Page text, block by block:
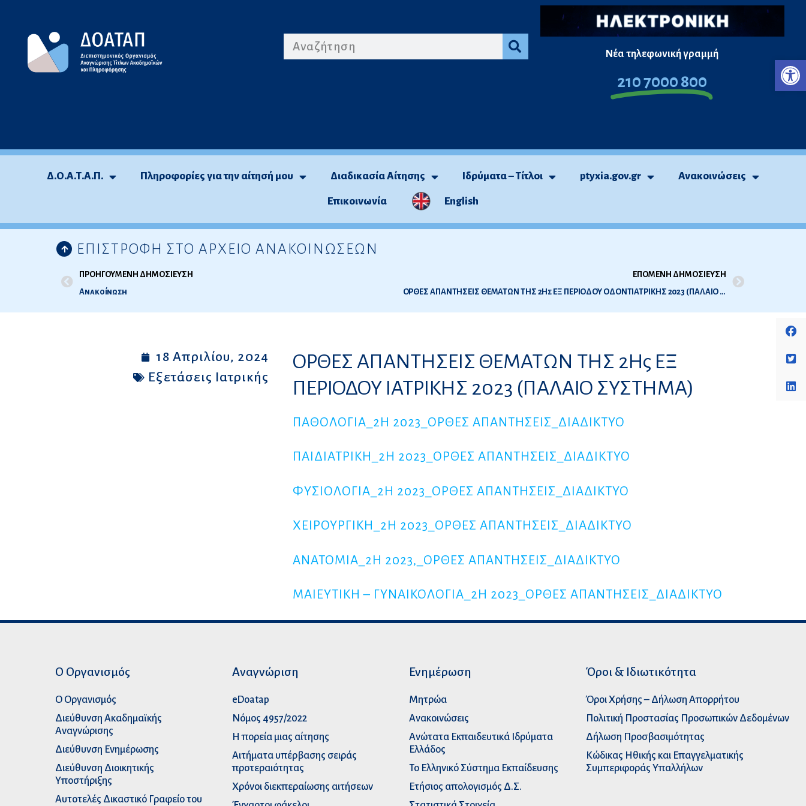
περιεχόμενο
Νέα τηλεφωνική γραμμή
210 7000 800
Δ.Ο.Α.Τ.Α.Π. Πληροφορίες για την αίτησή μου Διαδικασία Αίτησης Ιδρύματα – Τίτλοι ptyxia.gov.gr Ανακοινώσεις
Επικοινωνία English
ΕΠΙΣΤΡΟΦΗ ΣΤΟ ΑΡΧΕΙΟ ΑΝΑΚΟΙΝΩΣΕΩΝ
ΠΡΟΗΓΟΥΜΕΝΗ ΔΗΜΟΣΙΕΥΣΗ
Ανακοίνωση
ΕΠΟΜΕΝΗ ΔΗΜΟΣΙΕΥΣΗ
ΟΡΘΕΣ ΑΠΑΝΤΗΣΕΙΣ ΘΕΜΑΤΩΝ ΤΗΣ 2Ης ΕΞ ΠΕΡΙΟΔΟΥ ΟΔΟΝΤΙΑΤΡΙΚΗΣ 2023 (ΠΑΛΑΙΟ ΣΥΣΤΗΜΑ)
18 Απριλίου, 2024
Εξετάσεις Ιατρικής
ΟΡΘΕΣ ΑΠΑΝΤΗΣΕΙΣ ΘΕΜΑΤΩΝ ΤΗΣ 2Ης ΕΞ
ΠΕΡΙΟΔΟΥ ΙΑΤΡΙΚΗΣ 2023 (ΠΑΛΑΙΟ ΣΥΣΤΗΜΑ)
ΠΑΘΟΛΟΓΙΑ_2Η 2023_ΟΡΘΕΣ ΑΠΑΝΤΗΣΕΙΣ_ΔΙΑΔΙΚΤΥΟ
ΠΑΙΔΙΑΤΡΙΚΗ_2Η 2023_ΟΡΘΕΣ ΑΠΑΝΤΗΣΕΙΣ_ΔΙΑΔΙΚΤΥΟ
ΦΥΣΙΟΛΟΓΙΑ_2Η 2023_ΟΡΘΕΣ ΑΠΑΝΤΗΣΕΙΣ_ΔΙΑΔΙΚΤΥΟ
ΧΕΙΡΟΥΡΓΙΚΗ_2Η 2023_ΟΡΘΕΣ ΑΠΑΝΤΗΣΕΙΣ_ΔΙΑΔΙΚΤΥΟ
ΑΝΑΤΟΜΙΑ_2Η 2023,_ΟΡΘΕΣ ΑΠΑΝΤΗΣΕΙΣ_ΔΙΑΔΙΚΤΥΟ
ΜΑΙΕΥΤΙΚΗ – ΓΥΝΑΙΚΟΛΟΓΙΑ_2Η 2023_ΟΡΘΕΣ ΑΠΑΝΤΗΣΕΙΣ_ΔΙΑΔΙΚΤΥΟ
Ο Οργανισμός
Ο Οργανισμός
Διεύθυνση Ακαδημαϊκής
Αναγνώρισης
Διεύθυνση Ενημέρωσης
Διεύθυνση Διοικητικής
Υποστήριξης
Αυτοτελές Δικαστικό Γραφείο του
Αναγνώριση
eDoatap
Νόμος 4957/2022
Η πορεία μιας αίτησης
Αιτήματα υπέρβασης σειράς
προτεραιότητας
Χρόνοι διεκπεραίωσης αιτήσεων
Ενημέρωση
Μητρώα
Ανακοινώσεις
Ανώτατα Eκπαιδευτικά Iδρύματα
Ελλάδος
Το Ελληνικό Σύστημα Εκπαίδευσης
Ετήσιος απολογισμός Δ.Σ.
Όροι & Ιδιωτικότητα
Όροι Χρήσης – Δήλωση Απορρήτου
Πολιτική Προστασίας Προσωπικών Δεδομένων
Δήλωση Προσβασιμότητας
Κώδικας Ηθικής και Επαγγελματικής
Συμπεριφοράς Υπαλλήλων